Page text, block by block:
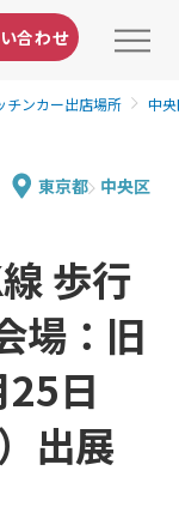
合わせ
チンカー出店場所 中
東京都 中央区
歩行
場：旧
日
出展